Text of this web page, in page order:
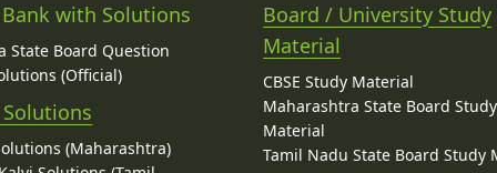
with Solutions
State Board Question
(Official)
(Maharashtra)
Board / University Study
Material
CBSE Study Material
Maharashtra State Board Study
Material
Tamil Nadu State Board Study